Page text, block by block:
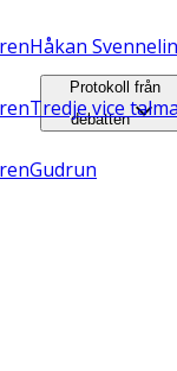
Håkan
Tredje vice
Gudrun
Protokoll från
debatten